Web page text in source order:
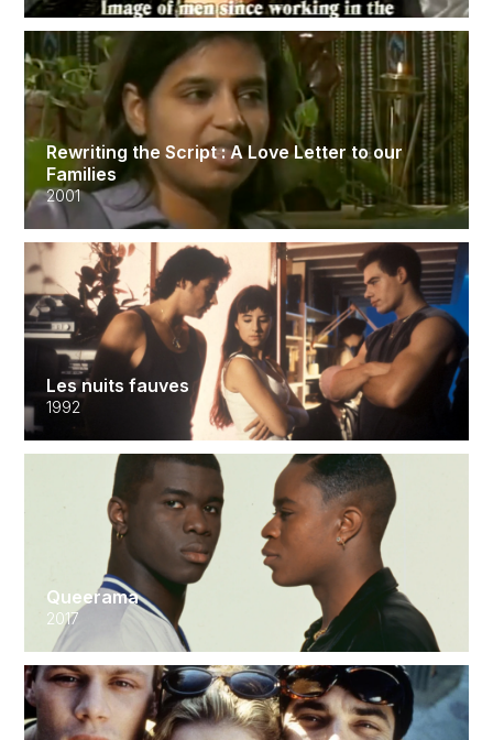
Rewriting the Script : A Love Letter to our
Families
2001
Les nuits fauves
1992
Queerama
2017